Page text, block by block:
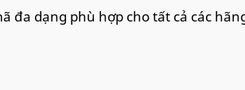
đa dạng phù hợp cho tất cả các